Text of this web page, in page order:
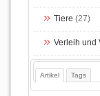
Tiere (27)
Verleih und
Artikel Tags